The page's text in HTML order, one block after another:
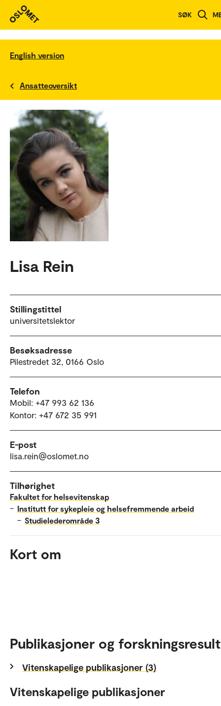
SØK
English version
Ansatteoversikt
Lisa Rein
Stillingstittel
universitetslektor
Besøksadresse
Pilestredet 32, 0166 Oslo
Telefon
Mobil: +47 993 62 136
Kontor: +47 672 35 991
E-post
lisa.rein@oslomet.no
Tilhørighet
Fakultet for helsevitenskap
– Institutt for sykepleie og helsefremmende arbeid
– Studielederområde 3
Kort om
Publikasjoner og
Vitenskapelige publikasjoner (3)
Vitenskapelige publikasjoner